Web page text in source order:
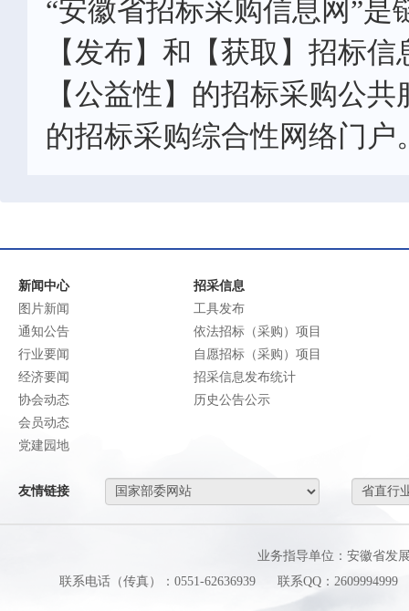
“安徽省招标采购信息网”
【发布】和【获取】招标
【公益性】的招标采购公
的招标采购综合性网络门户
新闻中心
图片新闻
通知公告
行业要闻
经济要闻
协会动态
会员动态
党建园地
招采信息
工具发布
依法招标（采购）项目
自愿招标（采购）项目
招采信息发布统计
历史公告公示
友情链接
业务指导单位：安徽省发
联系电话（传真）：0551-62636939
联系QQ：2609994999